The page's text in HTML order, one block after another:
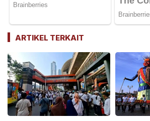
ARTIKEL TERKAIT